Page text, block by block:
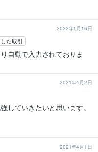
2022年1月16日
た取引
自動で入力されておりま
2021年4月2日
していきたいと思います。
2021年4月1日